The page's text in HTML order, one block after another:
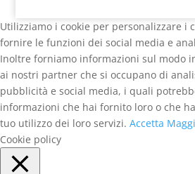
Utilizziamo i cookie per personalizzare i
fornire le funzioni dei social media e
Inoltre forniamo informazioni sul modo
ai nostri partner che si occupano di
pubblicità e social media, i quali
informazioni che hai fornito loro o che
tuo utilizzo dei loro servizi. Accetta
Cookie policy